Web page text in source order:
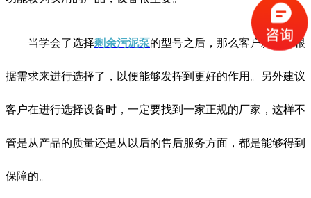
当学会了选择剩余污泥泵的型号之后，那么客户就能够根
据需求来进行选择了，以便能够发挥到更好的作用。另外建议
客户在进行选择设备时，一定要找到一家正规的厂家，这样不
管是从产品的质量还是从以后的售后服务方面，都是能够得到
保障的。